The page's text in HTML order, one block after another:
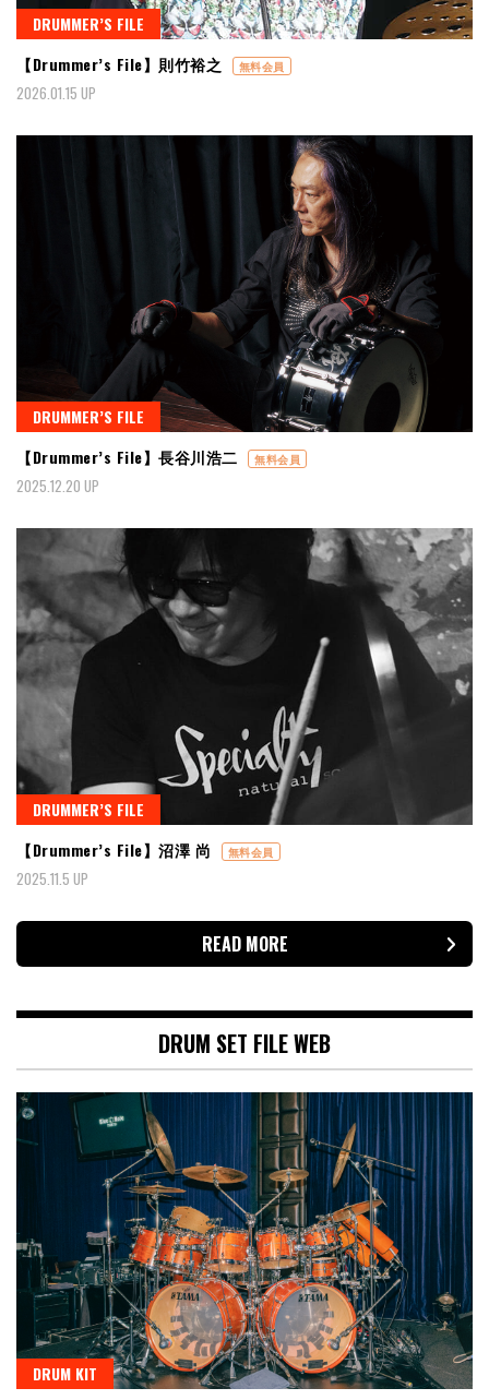
DRUMMER’S FILE
【Drummer’s File】則竹裕之
無料会員
2026.01.15 UP
DRUMMER’S FILE
【Drummer’s File】長谷川浩二
無料会員
2025.12.20 UP
DRUMMER’S FILE
【Drummer’s File】沼澤 尚
無料会員
2025.11.5 UP
READ MORE
DRUM SET FILE WEB
DRUM KIT